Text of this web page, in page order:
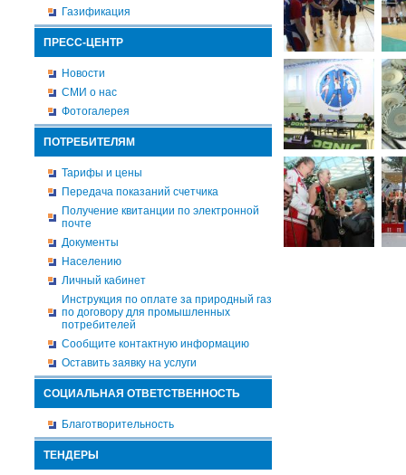
Газификация
ПРЕСС-ЦЕНТР
Новости
СМИ о нас
Фотогалерея
ПОТРЕБИТЕЛЯМ
Тарифы и цены
Передача показаний счетчика
Получение квитанции по электронной
почте
Документы
Населению
Личный кабинет
Инструкция по оплате за природный газ
по договору для промышленных
потребителей
Сообщите контактную информацию
Оставить заявку на услуги
СОЦИАЛЬНАЯ ОТВЕТСТВЕННОСТЬ
Благотворительность
ТЕНДЕРЫ